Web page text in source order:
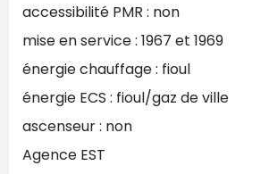
accessibilité PMR : non
mise en service : 1967 et 1969
énergie chauffage : fioul
énergie ECS : fioul/gaz de ville
ascenseur : non
Agence EST